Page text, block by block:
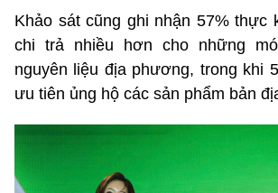
Khảo sát cũng ghi nhận 57% thực
chi trả nhiều hơn cho những
nguyên liệu địa phương, trong khi
ưu tiên ủng hộ các sản phẩm bản